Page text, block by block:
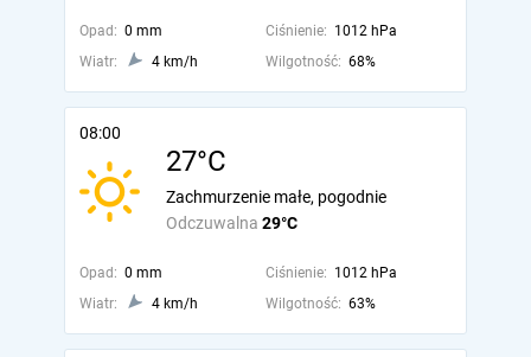
Opad: 0 mm Ciśnienie: 1012 hPa
Wiatr:
4 km/h Wilgotność: 68%
08:00
27°C
Odczuwalna 29°C
Zachmurzenie małe, pogodnie
Opad: 0 mm Ciśnienie: 1012 hPa
Wiatr:
4 km/h Wilgotność: 63%